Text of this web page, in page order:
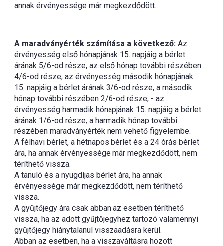
annak érvényessége már megkezdődött.
A maradványérték számítása a következő: Az
érvényesség első hónapjának 15. napjáig a bérlet
árának 5/6-od része, az első hónap további részében
4/6-od része, az érvényesség második hónapjának
15. napjáig a bérlet árának 3/6-od része, a második
hónap további részében 2/6-od része, - az
érvényesség harmadik hónapjának 15. napjáig a bérlet
árának 1/6-od része, a harmadik hónap további
részében maradványérték nem vehető figyelembe.
A félhavi bérlet, a hétnapos bérlet és a 24 órás bérlet
ára, ha annak érvényessége már megkezdődött, nem
téríthető vissza.
A tanuló és a nyugdíjas bérlet ára, ha annak
érvényessége már megkezdődött, nem téríthető
vissza.
A gyűjtőjegy ára csak abban az esetben téríthető
vissza, ha az adott gyűjtőjegyhez tartozó valamennyi
gyűjtőjegy hiánytalanul visszaadásra kerül.
Abban az esetben, ha a visszaváltásra hozott